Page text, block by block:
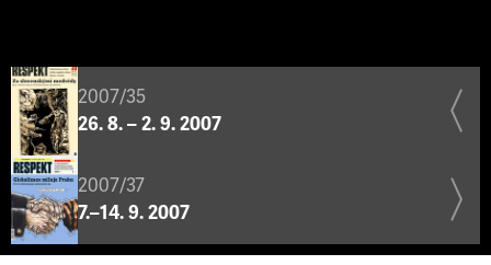
2007/35
26. 8. – 2. 9. 2007
2007/37
7.–14. 9. 2007